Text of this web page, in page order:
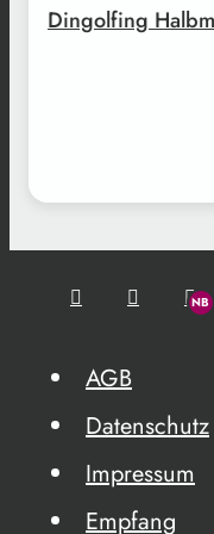
Dingolfing
AGB
Datenschutz
Impressum
Empfang